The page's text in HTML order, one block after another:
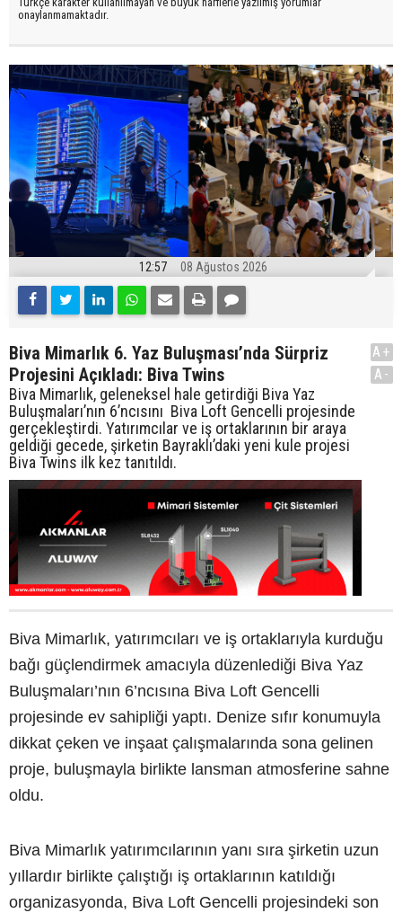
onaylanmamaktadır.
12:57 08 Ağustos 2026
Biva Mimarlık 6. Yaz Buluşması’nda Sürpriz
Projesini Açıkladı: Biva Twins
Biva Mimarlık, geleneksel hale getirdiği Biva Yaz
Buluşmaları’nın 6’ncısını Biva Loft Gencelli projesinde
gerçekleştirdi. Yatırımcılar ve iş ortaklarının bir araya
geldiği gecede, şirketin Bayraklı’daki yeni kule projesi
Biva Twins ilk kez tanıtıldı.
A+
A-
Biva Mimarlık, yatırımcıları ve iş ortaklarıyla kurduğu
bağı güçlendirmek amacıyla düzenlediği Biva Yaz
Buluşmaları’nın 6’ncısına Biva Loft Gencelli
projesinde ev sahipliği yaptı. Denize sıfır konumuyla
dikkat çeken ve inşaat çalışmalarında sona gelinen
proje, buluşmayla birlikte lansman atmosferine sahne
oldu.
Biva Mimarlık yatırımcılarının yanı sıra şirketin uzun
yıllardır birlikte çalıştığı iş ortaklarının katıldığı
organizasyonda, Biva Loft Gencelli projesindeki son